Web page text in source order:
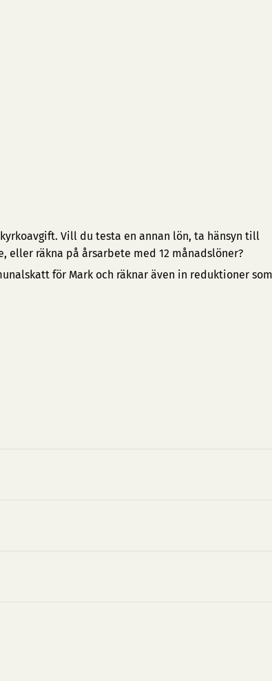
Vill du testa en annan lön, ta hänsyn till
räkna på årsarbete med 12 månadslöner?
för Mark och räknar även in reduktioner som